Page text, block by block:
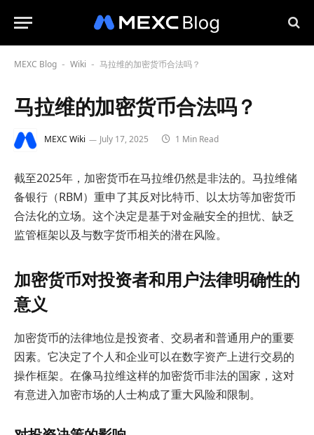
MEXC Blog - Wiki - 马拉维的加密货币合法吗？
马拉维的加密货币合法吗？
MEXC Wiki July 17, 2025 1 Min Read
截至2025年，加密货币在马拉维仍然是非法的。马拉维储
备银行（RBM）重申了其反对比特币、以太坊等加密货币
合法化的立场。这个决定是基于对金融安全的担忧、缺乏
监管框架以及与数字货币相关的潜在风险。
加密货币对投资者和用户法律明确性的
意义
加密货币的法律地位是投资者、交易者和普通用户的重要
因素。它决定了个人和企业可以在数字资产上进行交易的
操作框架。在像马拉维这样的加密货币非法的国家，这对
有意进入加密市场的人士构成了重大风险和限制。